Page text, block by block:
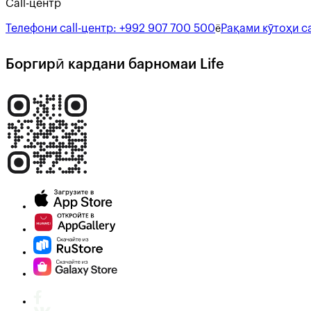
Call-центр
Телефони call-центр: +992 907 700 500ёРақами кӯтоҳи
Боргирӣ кардани барномаи Life